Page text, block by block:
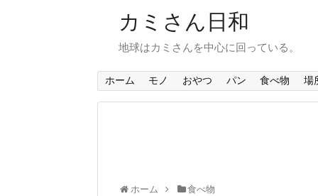
カミさん日和
地球はカミさんを中心に回っている。
ホーム モノ おやつ パン 食べ物 場
ホーム 食べ物